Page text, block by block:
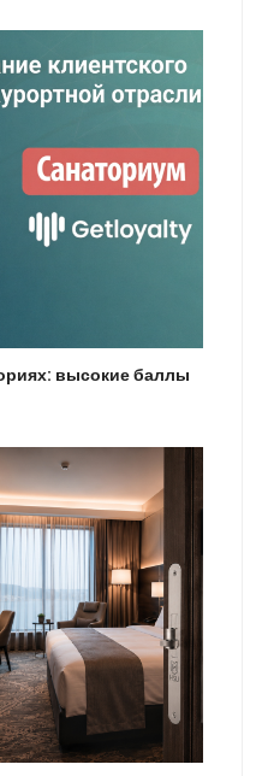
высокие баллы